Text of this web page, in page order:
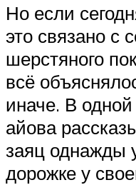
Но если
это связано с
шерстяного
всё
иначе. В
айова
заяц однажды
дорожке у